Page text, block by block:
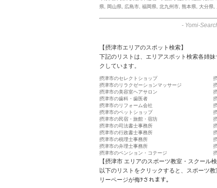
県
岡山県 広島市 福岡県 北九州市 熊本県 大分県
- Yomi-
【摂津市エリアのスポット検索】
下記のリストは、エリアスポット検索各姉
クしています。
摂津市のセレクトショップ
摂津市のリラクゼーションマッサージ
摂津市の美容室ヘアサロン
摂津市の歯科・歯医者
摂津市のリフォーム会社
摂津市のペットショップ
摂津市の民宿・旅館・宿坊
摂津市の司法書士事務所
摂津市の行政書士事務所
摂津市の税理士事務所
摂津市の弁理士事務所
摂津市のペンション・コテージ
【摂津市 エリアのスポーツ教室・スクール
以下のリストをクリックすると、スポーツ
リーページが侮ｦされます。